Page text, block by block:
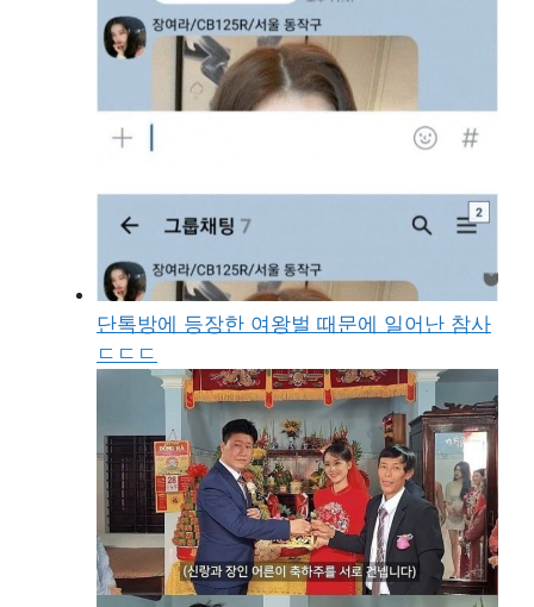
단톡방에 등장한 여왕벌 때문에 일어난 참사
ㄷㄷㄷ